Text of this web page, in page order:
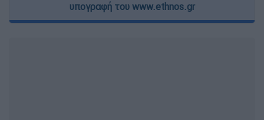
υπογραφή του www.ethnos.gr